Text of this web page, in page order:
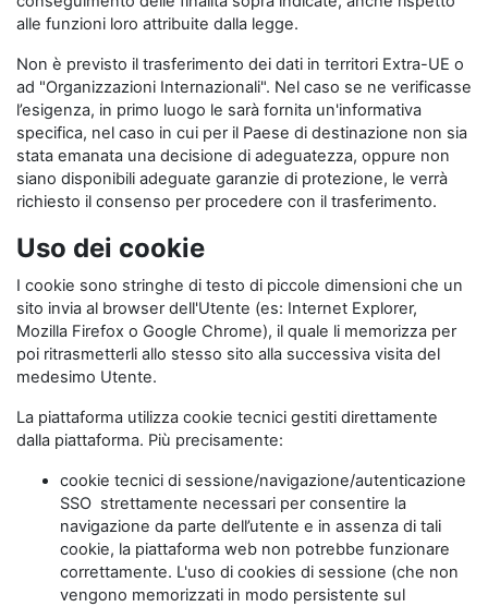
alle funzioni loro attribuite dalla legge.
Non è previsto il trasferimento dei dati in territori Extra-UE o
ad "Organizzazioni Internazionali". Nel caso se ne verificasse
l’esigenza, in primo luogo le sarà fornita un'informativa
specifica, nel caso in cui per il Paese di destinazione non sia
stata emanata una decisione di adeguatezza, oppure non
siano disponibili adeguate garanzie di protezione, le verrà
richiesto il consenso per procedere con il trasferimento.
Uso dei cookie
I cookie sono stringhe di testo di piccole dimensioni che un
sito invia al browser dell'Utente (es: Internet Explorer,
Mozilla Firefox o Google Chrome), il quale li memorizza per
poi ritrasmetterli allo stesso sito alla successiva visita del
medesimo Utente.
La piattaforma utilizza cookie tecnici gestiti direttamente
dalla piattaforma. Più precisamente:
cookie tecnici di sessione/navigazione/autenticazione
SSO strettamente necessari per consentire la
navigazione da parte dell’utente e in assenza di tali
cookie, la piattaforma web non potrebbe funzionare
correttamente. L'uso di cookies di sessione (che non
vengono memorizzati in modo persistente sul